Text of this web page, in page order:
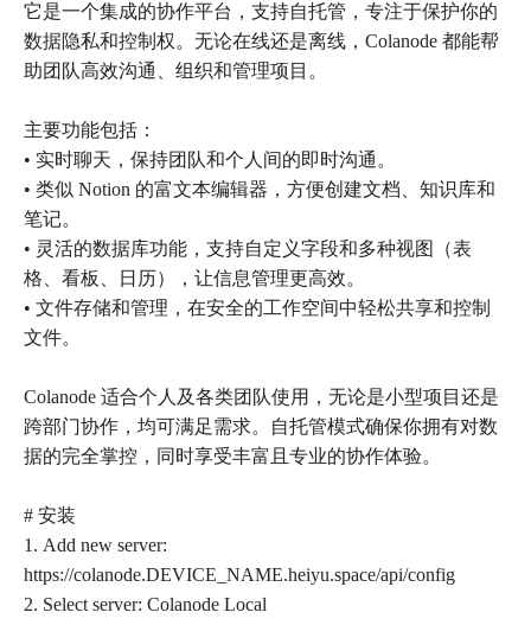
它是一个集成的协作平台，支持自托管，专注于保护你的
数据隐私和控制权。无论在线还是离线，Colanode 都能帮
助团队高效沟通、组织和管理项目。
主要功能包括：
• 实时聊天，保持团队和个人间的即时沟通。
• 类似 Notion 的富文本编辑器，方便创建文档、知识库和
笔记。
• 灵活的数据库功能，支持自定义字段和多种视图（表
格、看板、日历），让信息管理更高效。
• 文件存储和管理，在安全的工作空间中轻松共享和控制
文件。
Colanode 适合个人及各类团队使用，无论是小型项目还是
跨部门协作，均可满足需求。自托管模式确保你拥有对数
据的完全掌控，同时享受丰富且专业的协作体验。
# 安装
1. Add new server:
https://colanode.DEVICE_NAME.heiyu.space/api/config
2. Select server: Colanode Local